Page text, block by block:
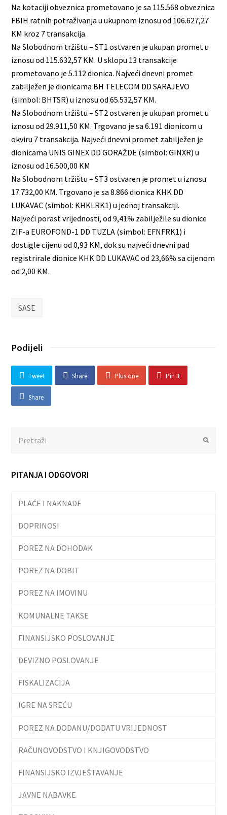
Na kotaciji obveznica prometovano je sa 115.568 obveznica
FBIH ratnih potraživanja u ukupnom iznosu od 106.627,27
KM kroz 7 transakcija.
Na Slobodnom tržištu – ST1 ostvaren je ukupan promet u
iznosu od 115.632,57 KM. U sklopu 13 transakcije
prometovano je 5.112 dionica. Najveći dnevni promet
zabilježen je dionicama BH TELECOM DD SARAJEVO
(simbol: BHTSR) u iznosu od 65.532,57 KM.
Na Slobodnom tržištu – ST2 ostvaren je ukupan promet u
iznosu od 29.911,50 KM. Trgovano je sa 6.191 dionicom u
okviru 7 transakcija. Najveći dnevni promet zabilježen je
dionicama UNIS GINEX DD GORAŽDE (simbol: GINXR) u
iznosu od 16.500,00 KM
Na Slobodnom tržištu – ST3 ostvaren je promet u iznosu
17.732,00 KM. Trgovano je sa 8.866 dionica KHK DD
LUKAVAC (simbol: KHKLRK1) u jednoj transakciji.
Najveći porast vrijednosti, od 9,41% zabilježile su dionice
ZIF-a EUROFOND-1 DD TUZLA (simbol: EFNFRK1) i
dostigle cijenu od 0,93 KM, dok su najveći dnevni pad
registrirale dionice KHK DD LUKAVAC od 23,66% sa cijenom
od 2,00 KM.
SASE
Podijeli
Tweet Share Plus one Pin It
Share
Submit
PITANJA I ODGOVORI
PLAĆE I NAKNADE
DOPRINOSI
POREZ NA DOHODAK
POREZ NA DOBIT
POREZ NA IMOVINU
KOMUNALNE TAKSE
FINANSIJSKO POSLOVANJE
DEVIZNO POSLOVANJE
FISKALIZACIJA
IGRE NA SREĆU
POREZ NA DODANU/DODATU VRIJEDNOST
RAČUNOVODSTVO I KNJIGOVODSTVO
FINANSIJSKO IZVJEŠTAVANJE
JAVNE NABAVKE